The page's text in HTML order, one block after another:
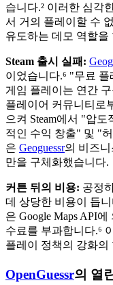
습니다.² 이러한 심각
서 거의 플레이할 수
유도하는 데모 역할을
Steam 출시 실패:
이었습니다.⁶ "무료
게임 플레이는 연간
플레이어 커뮤니티로
으켜 Steam에서 "압
적인 수익 창출" 및 "
은 Geoguessr의 비즈
만을 구체화했습니다.
커튼 뒤의 비용: 공정
데 상당한 비용이 듭니
은 Google Maps API
수료를 부과합니다.⁶
플레이 정책의 강화의
OpenGuessr의 열